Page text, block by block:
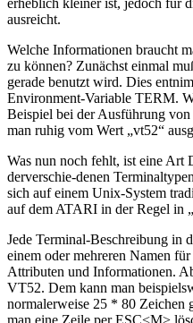
erheblich kleiner ist, jedoch für
ausreicht.
Welche Informationen braucht
zu können? Zunächst einmal
gerade benutzt wird. Dies
Environment-Variable TERM.
Beispiel bei der Ausführung
man ruhig vom Wert „vt52“
Was nun noch fehlt, ist eine Art
derverschie-denen
sich auf einem Unix-System
auf dem ATARI in der Regel in
Jede Terminal-Beschreibung in
einem oder mehreren Namen
Attributen und Informationen.
VT52. Dem kann man
normalerweise 25 * 80 Zeichen
man eine Zeile per ESC<M>